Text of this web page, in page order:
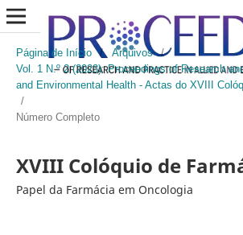
Página de Início / Arquivos
/
Vol. 1 N.º 2 (2023): Proceedings of Research
and Environmental Health - Actas do XVIII
/
Número Completo
XVIII Colóquio de
Papel da Farmácia em Oncologia